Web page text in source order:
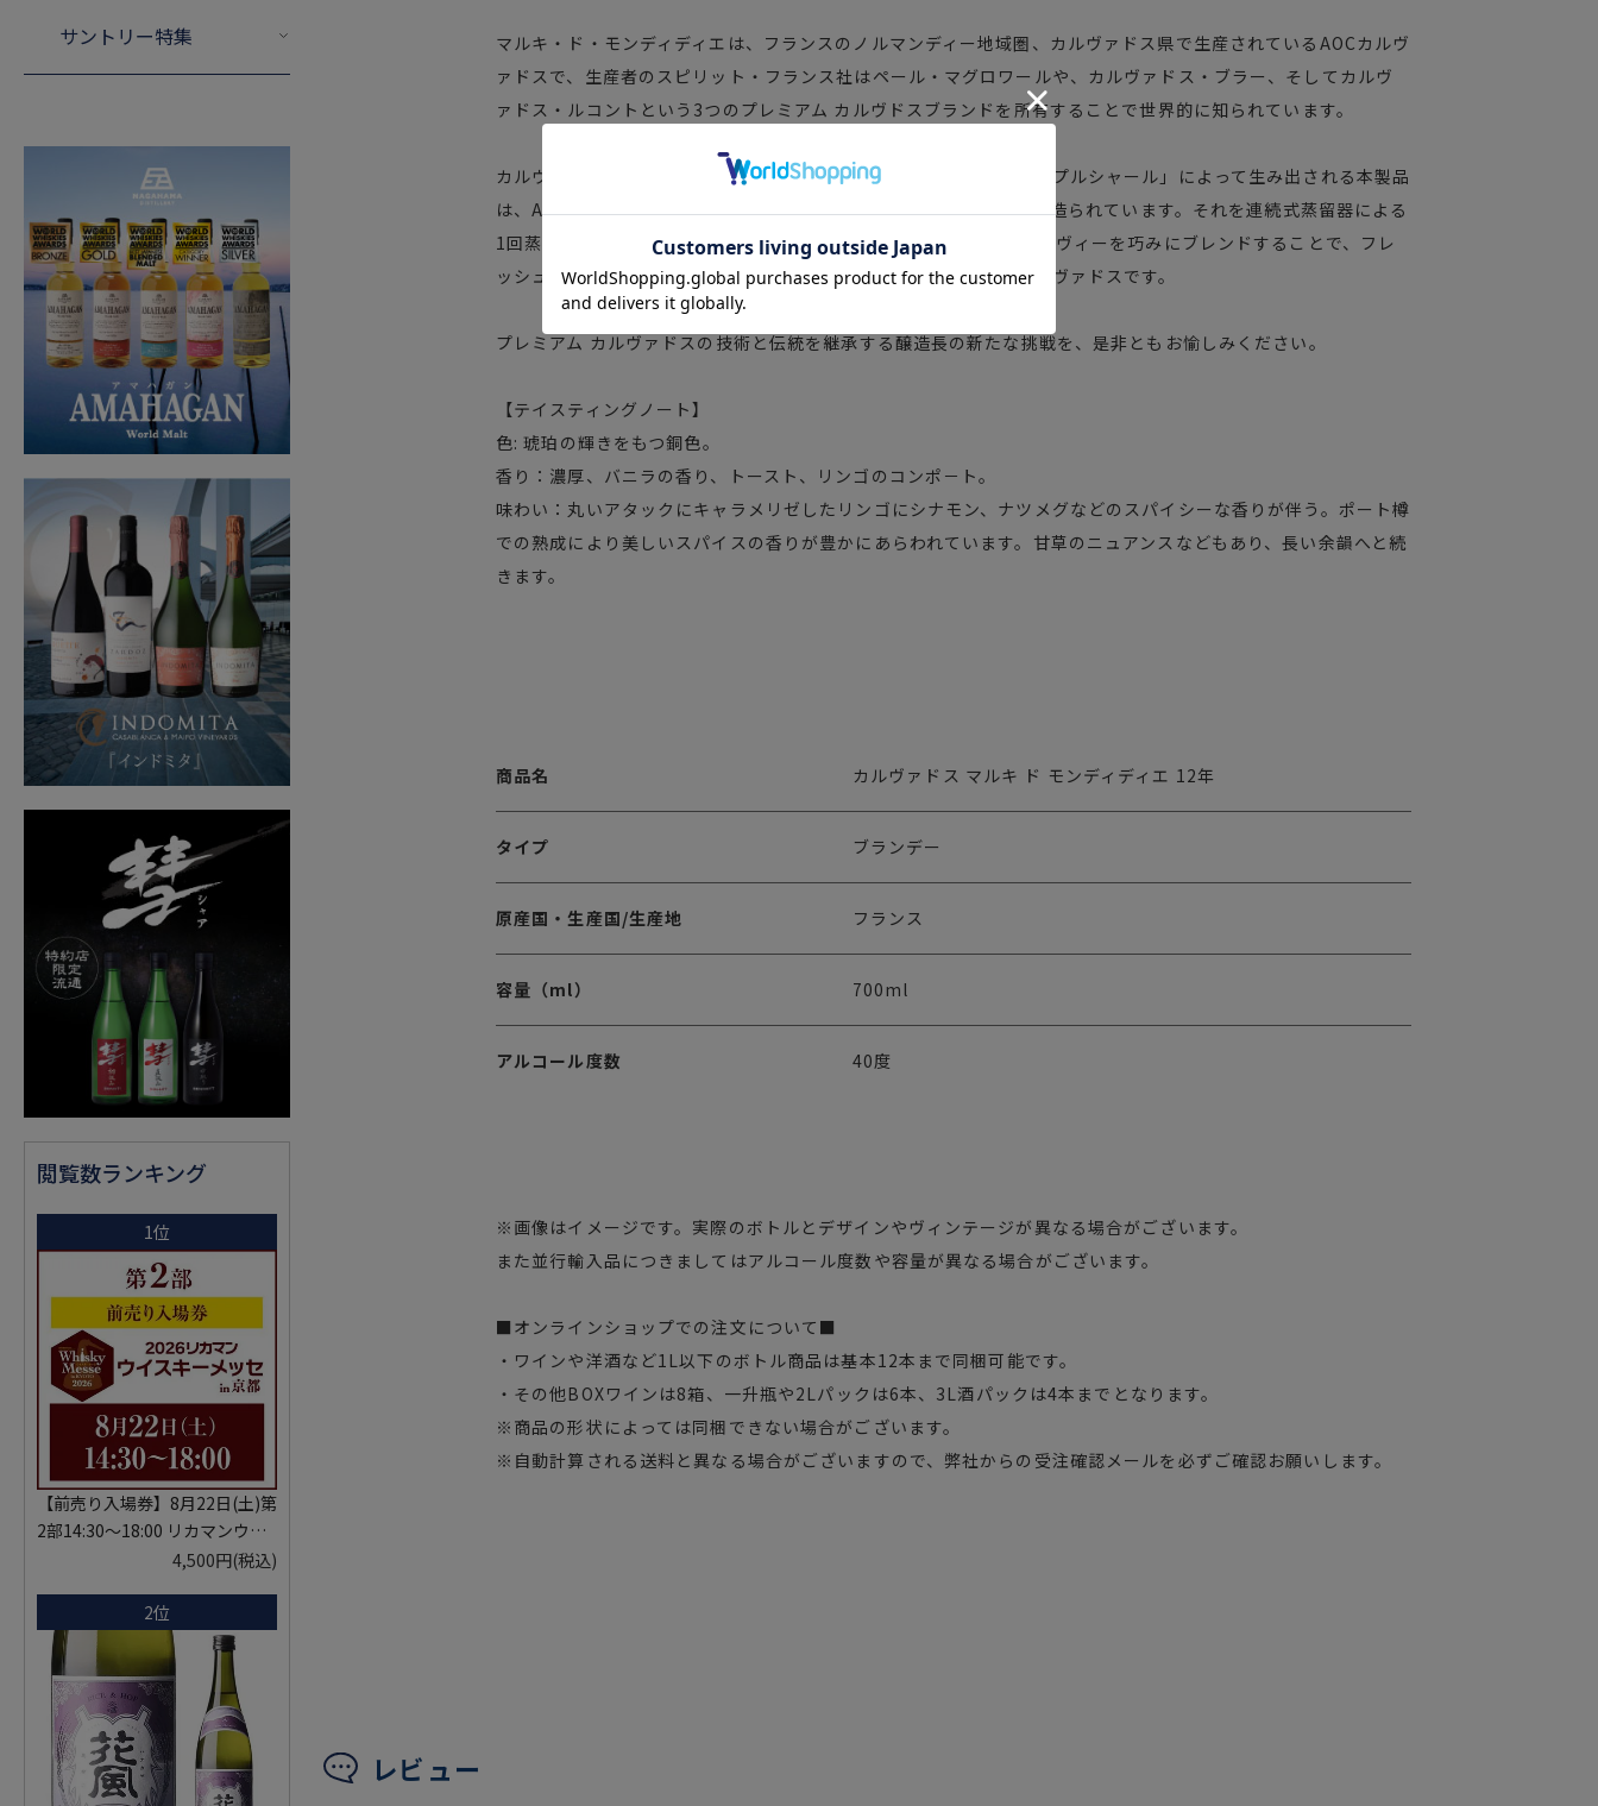
サントリー特集
閲覧数ランキング
1位
【前売り入場券】8月22日(土)第
2部14:30～18:00 リカマンウイ
スキーメッセ in京都 2026 1枚
中旬】にメールにて配信予定
※代引き決済不可
4,500円(税込)
2位
マルキ・ド・モンディディエは、フランスのノルマンディー地域圏、カルヴァドス県で生産されているAOCカルヴ
ァドスで、生産者のスピリット・フランス社はペール・マグロワールや、カルヴァドス・ブラー、そしてカルヴ
ァドス・ルコントという3つのプレミアム カルヴドスブランドを所有することで世界的に知られています。
カルヴァドス・ルコントと同じ蒸溜所で、同じ醸造長「シルヴァン・プルシャール」によって生み出される本製品
は、AOCの規定で許可されている洋ナシは使用せず、100％りんごで造られています。それを連続式蒸留器による
1回蒸溜と、単式蒸溜器による2回蒸溜し、生まれたそれぞれのオードヴィーを巧みにブレンドすることで、フレ
ッシュかつフルーティー、かつ複雑な要素を持った、素晴らしいカルヴァドスです。
プレミアム カルヴァドスの技術と伝統を継承する醸造長の新たな挑戦を、是非ともお愉しみください。
【テイスティングノート】
色: 琥珀の輝きをもつ銅色。
香り：濃厚、バニラの香り、トースト、リンゴのコンポ－ト。
味わい：丸いアタックにキャラメリゼしたリンゴにシナモン、ナツメグなどのスパイシーな香りが伴う。ポート樽
での熟成により美しいスパイスの香りが豊かにあらわれています。甘草のニュアンスなどもあり、長い余韻へと続
きます。
商品名 カルヴァドス マルキ ド モンディディエ 12年
タイプ ブランデー
原産国・生産国/生産地 フランス
容量（ml） 700ml
アルコール度数 40度
※画像はイメージです。実際のボトルとデザインやヴィンテージが異なる場合がございます。
また並行輸入品につきましてはアルコール度数や容量が異なる場合がございます。
■オンラインショップでの注文について■
・ワインや洋酒など1L以下のボトル商品は基本12本まで同梱可能です。
・その他BOXワインは8箱、一升瓶や2Lパックは6本、3L酒パックは4本までとなります。
※商品の形状によっては同梱できない場合がございます。
※自動計算される送料と異なる場合がございますので、弊社からの受注確認メールを必ずご確認お願いします。
レビュー